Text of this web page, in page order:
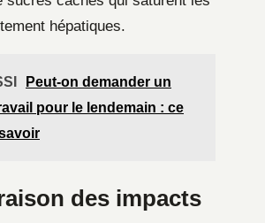
hépatiques.
Peut-on demander un
pour le lendemain : ce
des impacts